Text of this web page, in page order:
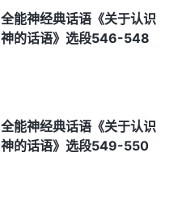
全能神经典话语《关于认识
神的话语》选段546-548
全能神经典话语《关于认识
神的话语》选段549-550